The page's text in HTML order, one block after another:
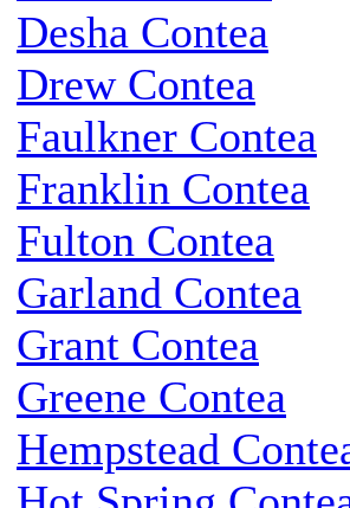
Desha Contea
Drew Contea
Faulkner Contea
Franklin Contea
Fulton Contea
Garland Contea
Grant Contea
Greene Contea
Hempstead